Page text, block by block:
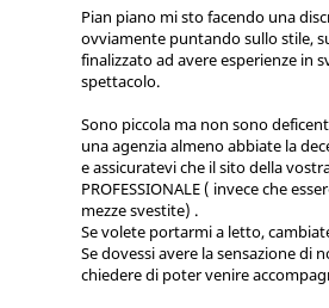
Pian piano mi sto facendo una
ovviamente puntando sullo stile,
finalizzato ad avere esperienze in
spettacolo.
Sono piccola ma non sono
una agenzia almeno abbiate la
e assicuratevi che il sito della
PROFESSIONALE ( invece che
mezze svestite) .
Se volete portarmi a letto,
Se dovessi avere la sensazione di
chiedere di poter venire